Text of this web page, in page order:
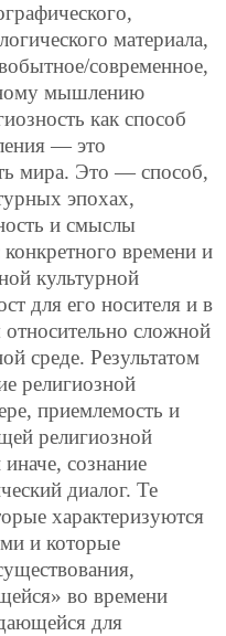
материала,
современное,
мышлению
как способ
— это
мира. Это — способ,
эпохах,
и смыслы
времени и
культурной
для его носителя и в
относительно сложной
среде. Результатом
религиозной
приемлемость и
религиозной
сознание
диалог. Те
характеризуются
и которые
во времени
для